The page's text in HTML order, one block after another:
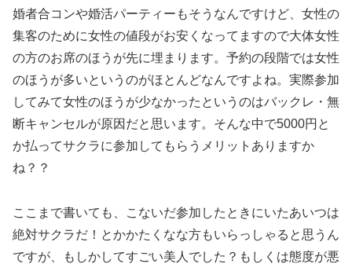
婚者合コンや婚活パーティーもそうなんですけど、女性の
集客のために女性の値段がお安くなってますので大体女性
の方のお席のほうが先に埋まります。予約の段階では女性
のほうが多いというのがほとんどなんですよね。実際参加
してみて女性のほうが少なかったというのはバックレ・無
断キャンセルが原因だと思います。そんな中で5000円と
か払ってサクラに参加してもらうメリットありますか
ね？？
ここまで書いても、こないだ参加したときにいたあいつは
絶対サクラだ！とかかたくなな方もいらっしゃると思うん
ですが、もしかしてすごい美人でした？もしくは態度が悪